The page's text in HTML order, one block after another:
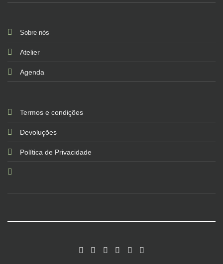
Sobre nós
Atelier
Agenda
Termos e condições
Devoluções
Política de Privacidade